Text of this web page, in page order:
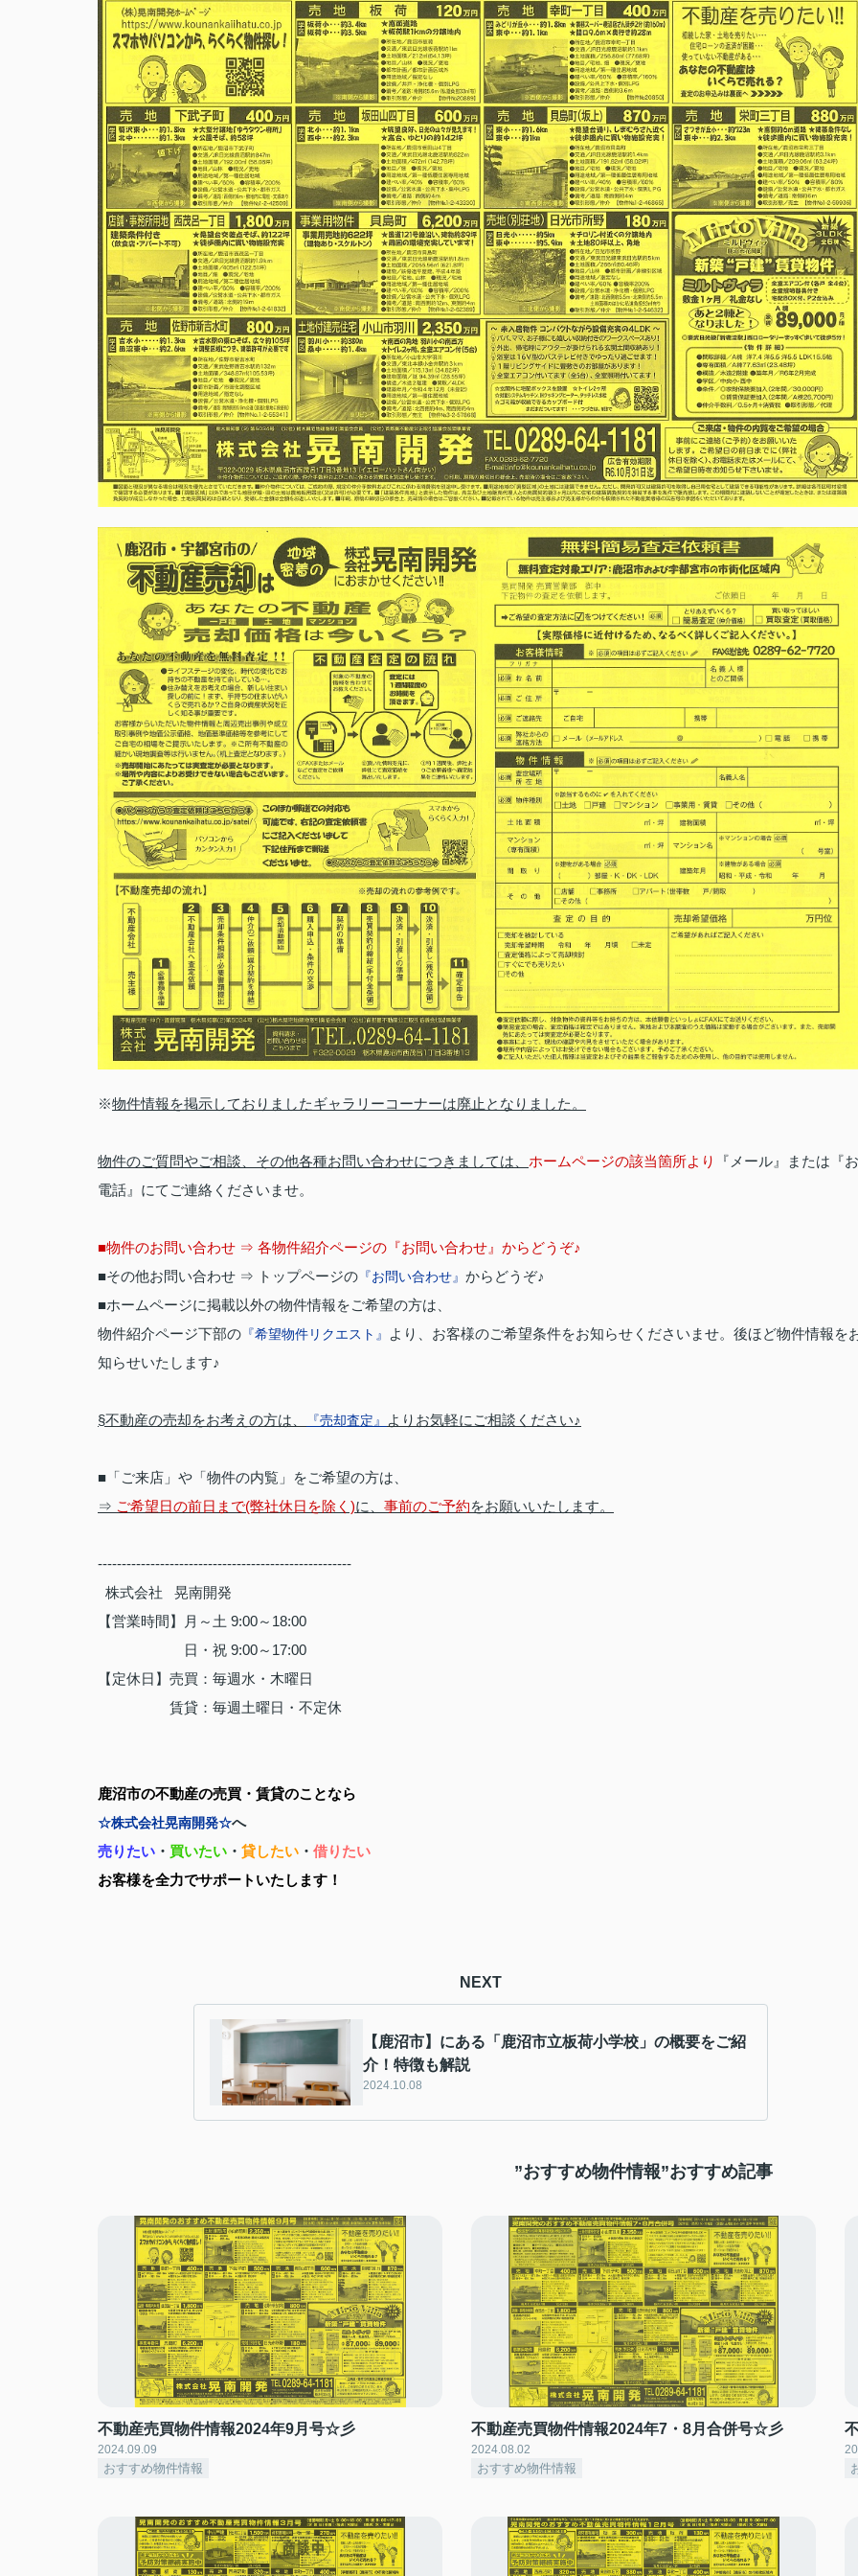
※物件情報を掲示しておりましたギャラリーコーナーは廃止となりました。
物件のご質問やご相談、その他各種お問い合わせにつきましては、 ホームページの該当箇所より
『メール』または『お
電話』にてご連絡くださいませ。
■物件のお問い合わせ ⇒ 各物件紹介ページの『お問い合わせ』からどうぞ♪
■その他お問い合わせ ⇒ トップページの 『お問い合わせ』 からどうぞ♪
■ホームページに掲載以外の物件情報をご希望の方は、
物件紹介ページ下部の 『希望物件リクエスト』
より、お客様のご希望条件をお知らせくださいませ。後ほど物件情報を
知らせいたします♪
§不動産の売却をお考えの方は、 『売却査定』 よりお気軽にご相談ください♪
■「ご来店」や「物件の内覧」をご希望の方は、
⇒ ご希望日の前日まで(弊社休日を除く)に、 事前のご予約をお願いいたします。
-----------------------------------------------------
株式会社 晃南開発
【営業時間】月～土 9:00～18:00
日・祝 9:00～17:00
【定休日】売買：毎週水・木曜日
賃貸：毎週土曜日・不定休
鹿沼市の不動産の売買・賃貸のことなら
☆株式会社晃南開発☆へ
売りたい ・ 買いたい ・ 貸したい ・ 借りたい
お客様を全力でサポートいたします！
NEXT
【鹿沼市】にある「鹿沼市立板荷小学校」の概要をご紹
介！特徴も解説
2024.10.08
”おすすめ物件情報”おすすめ記事
不動産売買物件情報2024年9月号☆彡
2024.09.09
おすすめ物件情報
不動産売買物件情報2024年7・8月合併号☆彡
2024.08.02
おすすめ物件情報